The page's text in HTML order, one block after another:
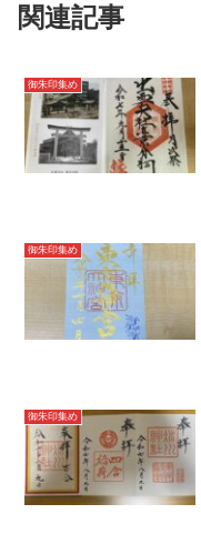
関連記事
御朱印集め
御朱印集め
御朱印集め